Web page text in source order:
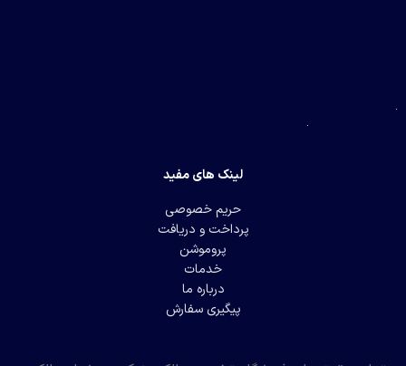
لینک های مفید
حریم خصوصی
پرداخت و دریافت
پروموشن
خدمات
درباره ما
پیگیری سفارش